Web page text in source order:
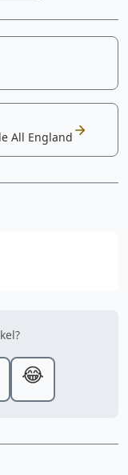
All England
😂